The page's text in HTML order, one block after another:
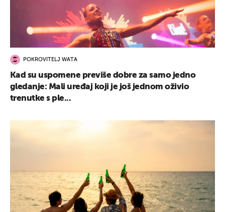
POKROVITELJ WATA
Kad su uspomene previše dobre za samo jedno
gledanje: Mali uređaj koji je još jednom oživio
trenutke s ple...